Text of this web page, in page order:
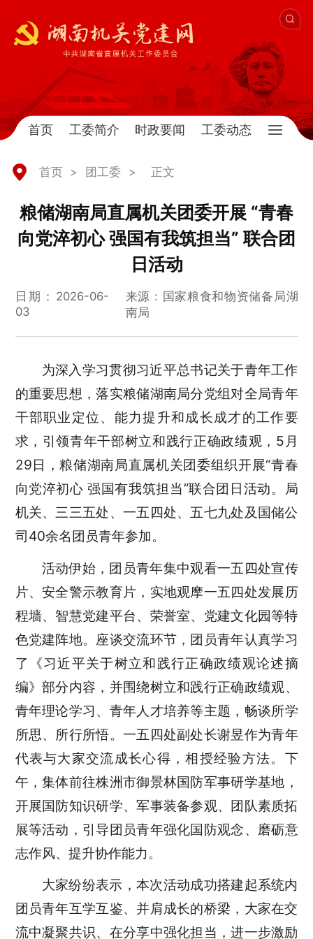
首页 工委简介 时政要闻 工委动态
首页 > 团工委 > 正文
粮储湖南局直属机关团委开展 “青春
向党淬初心 强国有我筑担当” 联合团
日活动
日期：2026-06-
03
来源：国家粮食和物资储备局湖
南局
为深入学习贯彻习近平总书记关于青年工作
的重要思想 ，落实粮储湖南局分党组对全局青年
干部职业定位、能力提升和成长成才的工作要
求，引领青年干部树立和践行正确政绩观 ， 5月
29日，粮储湖南局直属机关团委组织开展“青春
向党淬初心 强国有我筑担当”联合团日活动。
局
机关、三三五处、一五四处、五七九处及国储公
司40余名团员青年参加。
活动伊始， 团员青年集中观看一五四处宣传
片、安全警示教育片 ，实地观摩一五四处发展历
程墙、智慧党建平台、荣誉室、党建文化园等特
色党建阵地。座谈交流环节，团员青年认真学习
了《习近平关于树立和践行正确政绩观论述摘
编》部分内容 ，并围绕树立和践行正确政绩观、
青年理论学习、青年人才培养等主题 ，畅谈所学
所思、所行所悟。一五四处副处长谢昱作为青年
代表与大家交流成长心得 ，相授经验方法。 下
午，集体前往株洲市御景林国防军事研学基地，
开展国防知识研学、军事装备参观、团队素质拓
展等活动， 引导团员青年强化国防观念、磨砺意
志作风、提升协作能力。
大家纷纷表示，本次活动成功搭建起系统内
团员青年互学互鉴、并肩成长的桥梁，大家在交
流中凝聚共识、在分享中强化担当，进一步激励